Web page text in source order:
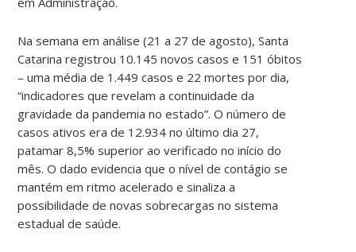
Na semana em análise (21 a 27 de agosto), Santa
Catarina registrou 10.145 novos casos e 151 óbitos
– uma média de 1.449 casos e 22 mortes por dia,
“indicadores que revelam a continuidade da
gravidade da pandemia no estado”. O número de
casos ativos era de 12.934 no último dia 27,
patamar 8,5% superior ao verificado no início do
mês. O dado evidencia que o nível de contágio se
mantém em ritmo acelerado e sinaliza a
possibilidade de novas sobrecargas no sistema
estadual de saúde.